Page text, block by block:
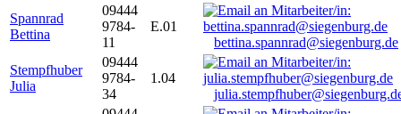
Spannrad
Bettina
09444
9784-
11
E.01
bettina.spannrad@siegenburg.de
Stempfhuber
Julia
09444
9784-
34
1.04